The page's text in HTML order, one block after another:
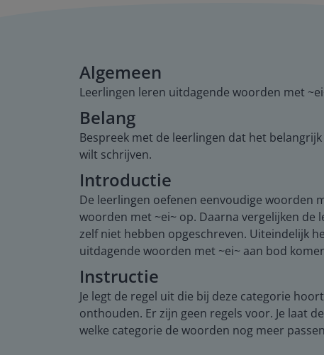
Algemeen
Leerlingen leren uitdagende woorden met
Belang
Bespreek met de leerlingen dat het
wilt schrijven.
Introductie
De leerlingen oefenen eenvoudige woorden
woorden met ~ei~ op. Daarna vergelijken
zelf niet hebben opgeschreven. Uiteindelijk
uitdagende woorden met ~ei~ aan bod
Instructie
Je legt de regel uit die bij deze categorie
onthouden. Er zijn geen regels voor. Je laat
welke categorie de woorden nog meer